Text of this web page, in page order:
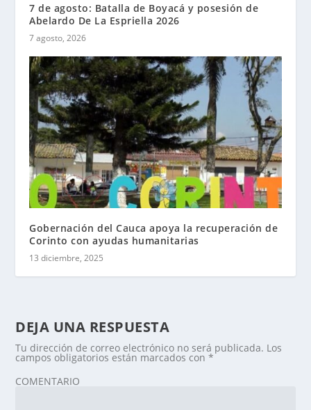
7 de agosto: Batalla de Boyacá y posesión de
Abelardo De La Espriella 2026
7 agosto, 2026
Gobernación del Cauca apoya la recuperación de
Corinto con ayudas humanitarias
13 diciembre, 2025
DEJA UNA RESPUESTA
Tu dirección de correo electrónico no será publicada. Los
campos obligatorios están marcados con*
COMENTARIO